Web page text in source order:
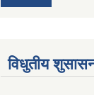
विधुतीय